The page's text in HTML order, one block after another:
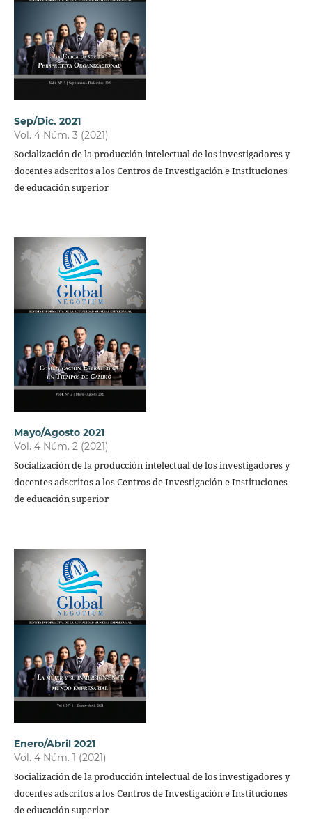
Sep/Dic. 2021
Vol. 4 Núm. 3 (2021)
Socialización de la producción intelectual de los investigadores y
docentes adscritos a los Centros de Investigación e Instituciones
de educación superior
Mayo/Agosto 2021
Vol. 4 Núm. 2 (2021)
Socialización de la producción intelectual de los investigadores y
docentes adscritos a los Centros de Investigación e Instituciones
de educación superior
Enero/Abril 2021
Vol. 4 Núm. 1 (2021)
Socialización de la producción intelectual de los investigadores y
docentes adscritos a los Centros de Investigación e Instituciones
de educación superior